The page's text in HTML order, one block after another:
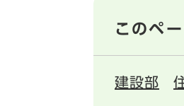
このペ
建設部